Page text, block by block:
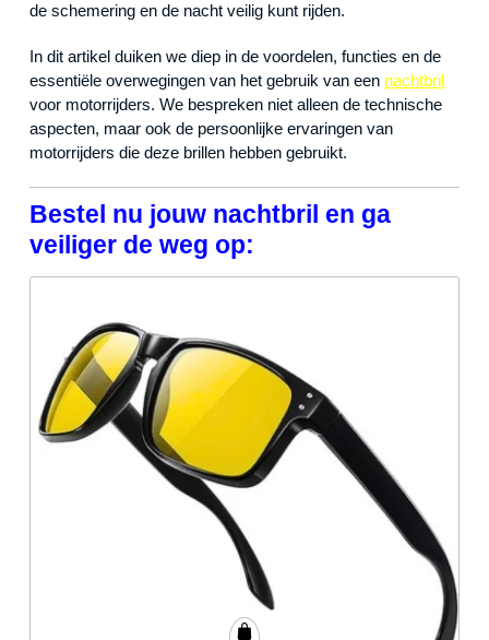
de schemering en de nacht veilig kunt rijden.
In dit artikel duiken we diep in de voordelen, functies en de
essentiële overwegingen van het gebruik van een nachtbril
voor motorrijders. We bespreken niet alleen de technische
aspecten, maar ook de persoonlijke ervaringen van
motorrijders die deze brillen hebben gebruikt.
Bestel nu jouw nachtbril en ga
veiliger de weg op: